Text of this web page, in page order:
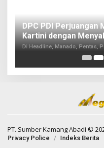
DPC PDI Perjuangan
Kartini dengan
Di Headline, Manado, Pentas,
PT. Sumber Kamang Abadi ©
Privacy Police Indeks Berita